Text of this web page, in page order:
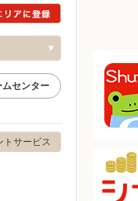
ムセンター
トサービス